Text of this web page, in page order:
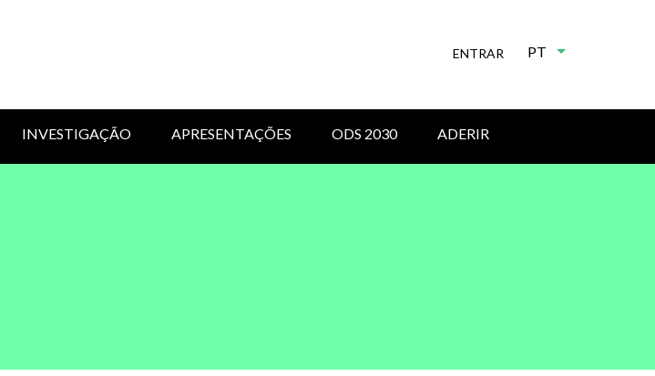
INVESTIGAÇÃO APRESENTAÇÕES ODS 2030 ADERIR
ENTRAR PT Lista de ações